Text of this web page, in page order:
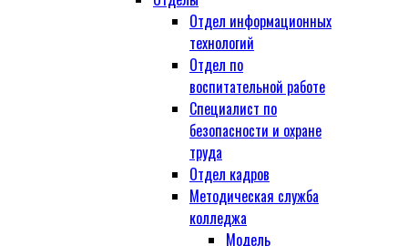
Отдел информационных
технологий
Отдел по
воспитательной работе
Специалист по
безопасности и охране
труда
Отдел кадров
Методическая служба
колледжа
Модель